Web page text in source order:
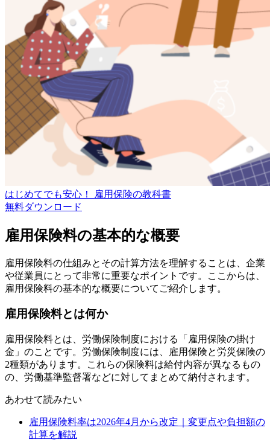
はじめてでも安心！ 雇用保険の教科書
無料ダウンロード
雇用保険料の基本的な概要
雇用保険料の仕組みとその計算方法を理解することは、企業
や従業員にとって非常に重要なポイントです。ここからは、
雇用保険料の基本的な概要についてご紹介します。
雇用保険料とは何か
雇用保険料とは、労働保険制度における「雇用保険の掛け
金」のことです。労働保険制度には、雇用保険と労災保険の
2種類があります。これらの保険料は給付内容が異なるもの
の、労働基準監督署などに対してまとめて納付されます。
あわせて読みたい
雇用保険料率は2026年4月から改定｜変更点や負担額の
計算を解説